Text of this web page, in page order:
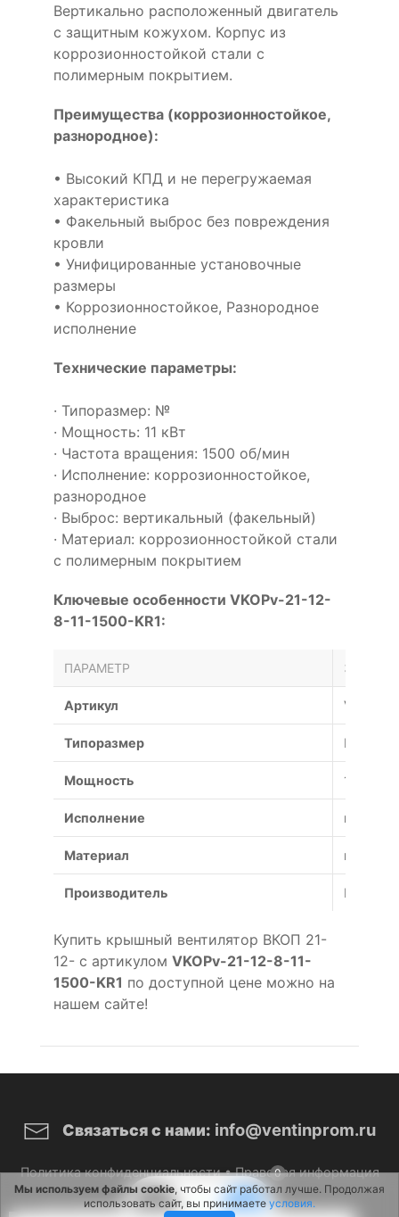
0
Вертикально расположенный двигатель
с защитным кожухом. Корпус из
коррозионностойкой стали с
полимерным покрытием.
Преимущества (коррозионностойкое,
разнородное):
• Высокий КПД и не перегружаемая
характеристика
• Факельный выброс без повреждения
кровли
• Унифицированные установочные
размеры
• Коррозионностойкое, Разнородное
исполнение
Технические параметры:
· Типоразмер: №
· Мощность: 11 кВт
· Частота вращения: 1500 об/мин
· Исполнение: коррозионностойкое,
разнородное
· Выброс: вертикальный (факельный)
· Материал: коррозионностойкой стали
с полимерным покрытием
Ключевые особенности VKOPv-21-12-
8-11-1500-KR1:
ПАРАМЕТР
Артикул VKOPv-
Типоразмер №
Мощность 11 кВт
Исполнение
Материал
Производитель Россия
Купить крышный вентилятор ВКОП 21-
12- с артикулом VKOPv-21-12-8-11-
1500-KR1 по доступной цене можно на
нашем сайте!
Связаться с нами: info@ventinprom.ru
Политика конфиденциальности•Правовая информация
© 2026 ВентИнПром. Все права защищены.
Мы используем файлы cookie, чтобы сайт работал лучше. Продолжая
использовать сайт, вы принимаете условия.